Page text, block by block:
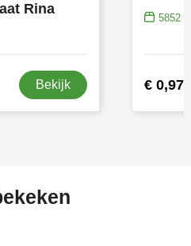
Rina
Bekijk
5852
€ 0,97